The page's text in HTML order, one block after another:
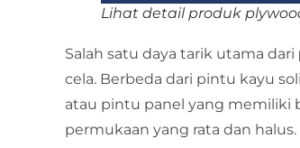
Lihat detail produk
Salah satu daya tarik utama dari
cela. Berbeda dari pintu kayu
atau pintu panel yang memiliki
permukaan yang rata dan